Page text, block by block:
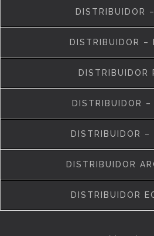
DISTRIBUIDOR
DISTRIBUIDOR –
DISTRIBUIDOR
DISTRIBUIDOR –
DISTRIBUIDOR –
DISTRIBUIDOR
DISTRIBUIDOR